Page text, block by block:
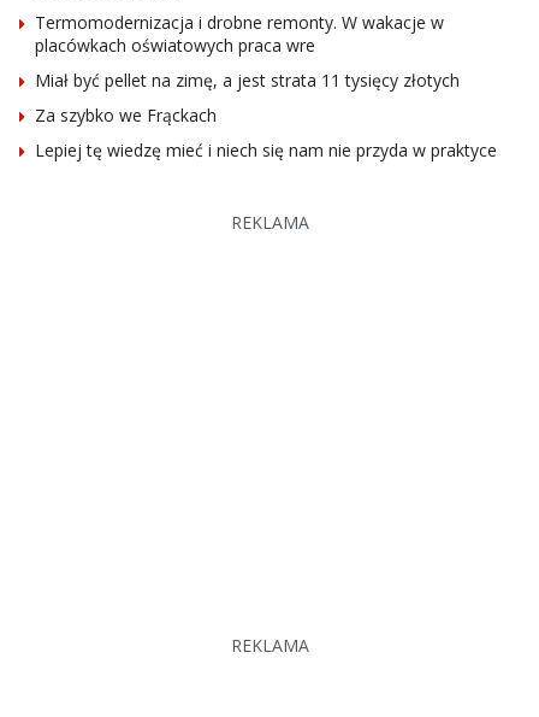
Termomodernizacja i drobne remonty. W wakacje w
placówkach oświatowych praca wre
Miał być pellet na zimę, a jest strata 11 tysięcy złotych
Za szybko we Frąckach
Lepiej tę wiedzę mieć i niech się nam nie przyda w praktyce
REKLAMA
REKLAMA